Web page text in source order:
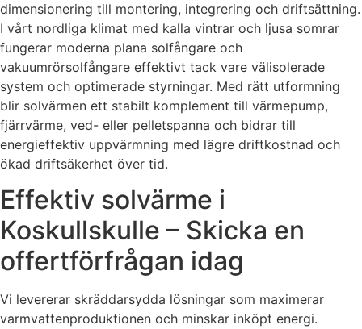
dimensionering till montering, integrering och driftsättning.
I vårt nordliga klimat med kalla vintrar och ljusa somrar
fungerar moderna plana solfångare och
vakuumrörsolfångare effektivt tack vare välisolerade
system och optimerade styrningar. Med rätt utformning
blir solvärmen ett stabilt komplement till värmepump,
fjärrvärme, ved- eller pelletspanna och bidrar till
energieffektiv uppvärmning med lägre driftkostnad och
ökad driftsäkerhet över tid.
Effektiv solvärme i
Koskullskulle – Skicka en
offertförfrågan idag
Vi levererar skräddarsydda lösningar som maximerar
varmvattenproduktionen och minskar inköpt energi.